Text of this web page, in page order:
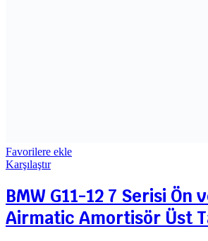
Favorilere ekle
Karşılaştır
BMW G11-12 7 Serisi Ön
Airmatic Amortisör Üst